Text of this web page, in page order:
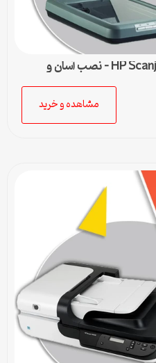
دانلود درایور اسکنر HP Scanjet G3010 – نصب آسان و
مشاهده و خرید